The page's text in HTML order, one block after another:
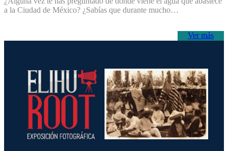
a la Ciudad de México? ¿Sabías que durante mucho…
Ver más